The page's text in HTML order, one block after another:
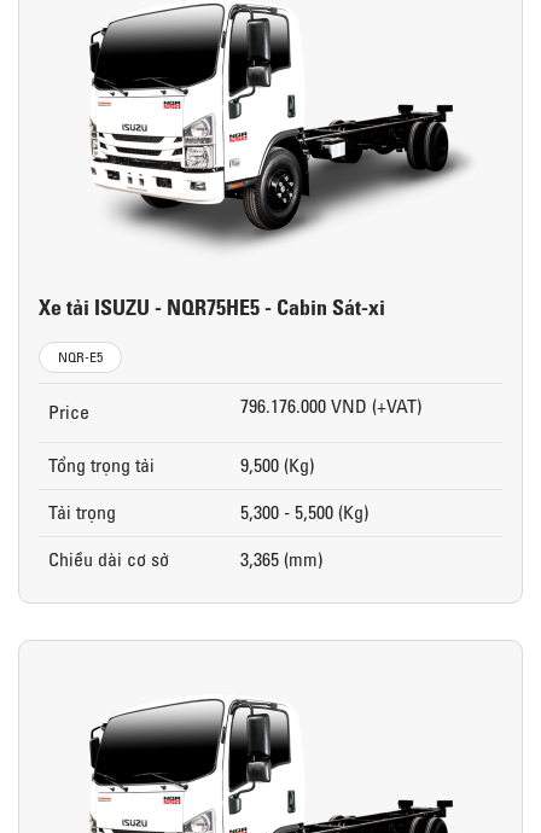
Xe tải ISUZU - NQR75HE5 - Cabin Sát-xi
NQR-E5
Price 796.176.000 VND (+VAT)
Tổng trọng tải
9,500 (Kg)
Tải trọng
5,300 - 5,500 (Kg)
Chiều dài cơ sở
3,365 (mm)